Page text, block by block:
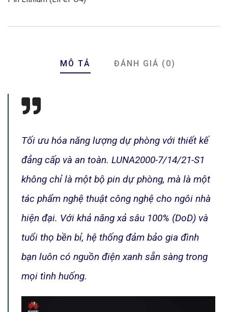
MÔ TẢ ĐÁNH GIÁ (0)
Tối ưu hóa năng lượng dự phòng với thiết kế
đẳng cấp và an toàn. LUNA2000-7/14/21-S1
không chỉ là một bộ pin dự phòng, mà là một
tác phẩm nghệ thuật công nghệ cho ngôi nhà
hiện đại. Với khả năng xả sâu 100% (DoD) và
tuổi thọ bền bỉ, hệ thống đảm bảo gia đình
bạn luôn có nguồn điện xanh sẵn sàng trong
mọi tình huống.